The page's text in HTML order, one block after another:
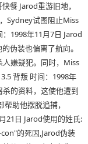
餐 Jarod重游旧地，
Sydney试图阻止Miss
1998年11月7日 Jarod
伪装也偏离了航向。
嫌疑犯。同时，Miss
背叛 时间：1998年
的资料，这使他遭到
助他摆脱追捕，
21日 Jarod使用的姓氏:
的死因,Jarod伪装